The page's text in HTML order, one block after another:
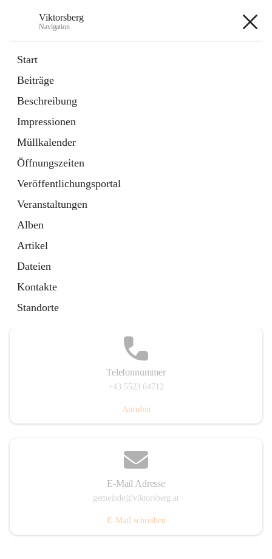
Viktorsberg
Navigation
Start
Beiträge
Beschreibung
Impressionen
Müllkalender
Öffnungszeiten
Veröffentlichungsportal
Veranstaltungen
Alben
Artikel
Dateien
Kontakte
Standorte
1 Schnellzugriff
Bürgerservice
10 Schnellzugriffe
Telefonnummer
+43 5523 64712
Anrufen
E-Mail Adresse
gemeinde@viktorsberg.at
E-Mail schreiben